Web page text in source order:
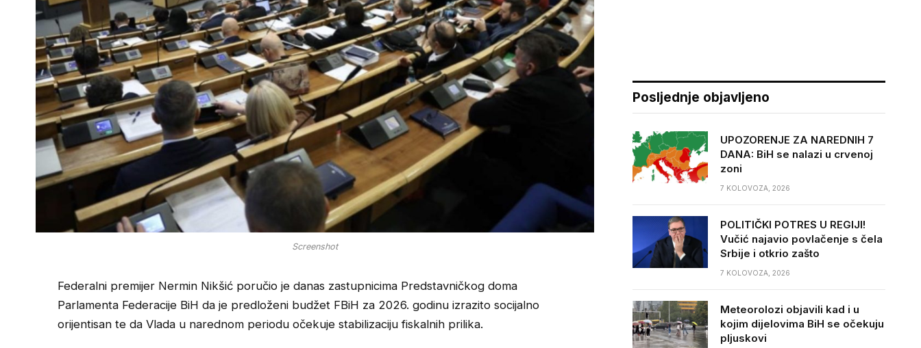
Screenshot
Federalni premijer Nermin Nikšić poručio je danas zastupnicima Predstavničkog doma
Parlamenta Federacije BiH da je predloženi budžet FBiH za 2026. godinu izrazito socijalno
orijentisan te da Vlada u narednom periodu očekuje stabilizaciju fiskalnih prilika.
Posljednje objavljeno
UPOZORENJE ZA NAREDNIH 7
DANA: BiH se nalazi u crvenoj
zoni
7 KOLOVOZA, 2026
POLITIČKI POTRES U REGIJI!
Vučić najavio povlačenje s čela
Srbije i otkrio zašto
7 KOLOVOZA, 2026
Meteorolozi objavili kad i u
kojim dijelovima BiH se očekuju
pljuskovi